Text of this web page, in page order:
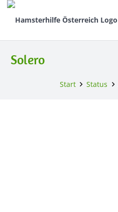
Solero
Start Status